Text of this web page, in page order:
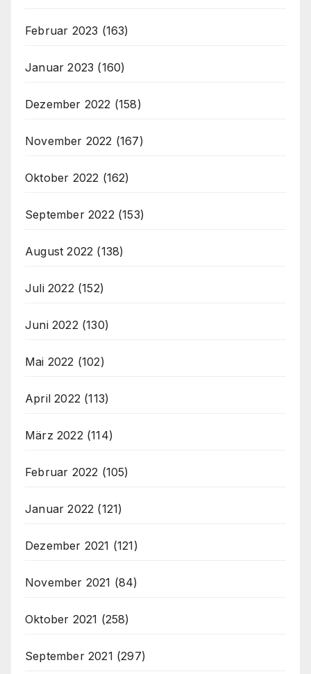
Februar 2023 (163)
Januar 2023 (160)
Dezember 2022 (158)
November 2022 (167)
Oktober 2022 (162)
September 2022 (153)
August 2022 (138)
Juli 2022 (152)
Juni 2022 (130)
Mai 2022 (102)
April 2022 (113)
März 2022 (114)
Februar 2022 (105)
Januar 2022 (121)
Dezember 2021 (121)
November 2021 (84)
Oktober 2021 (258)
September 2021 (297)